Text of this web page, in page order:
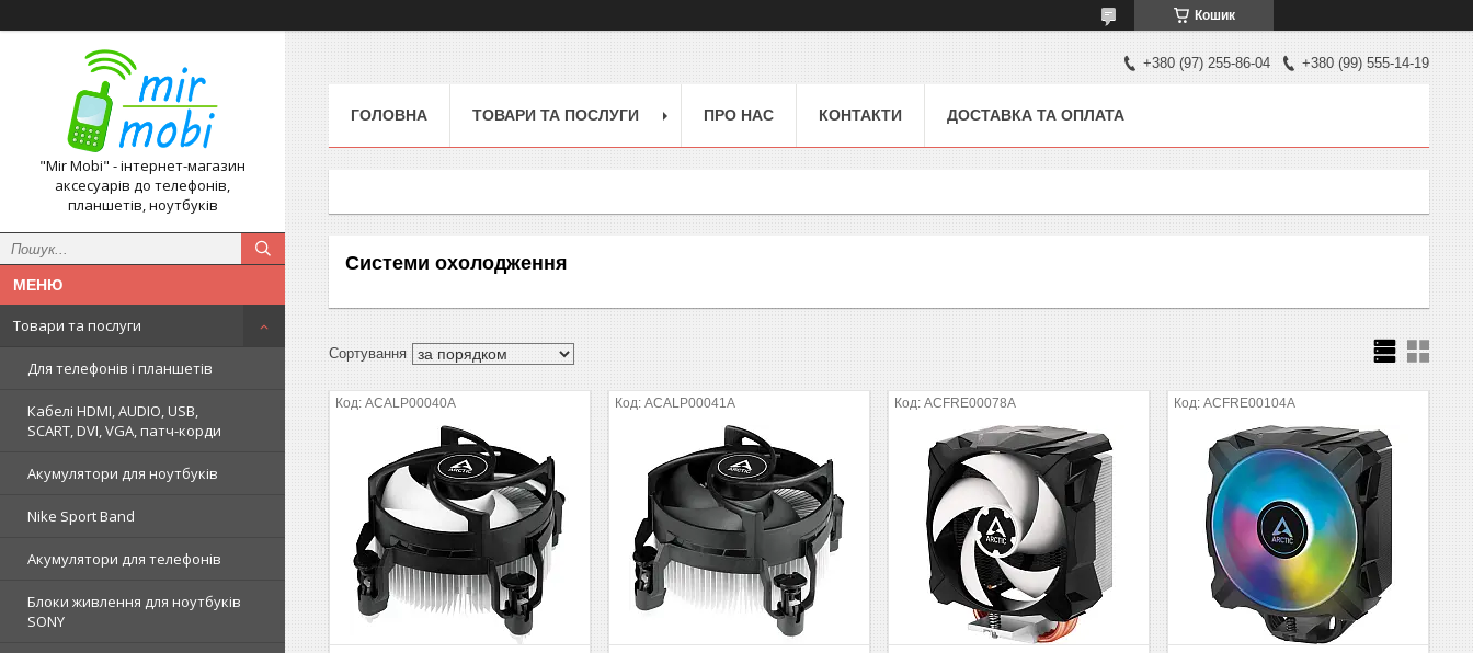
Кошик
"Mir Mobi" - інтернет-магазин
аксесуарів до телефонів,
планшетів, ноутбуків
Товари та послуги
Для телефонів і планшетів
Кабелі HDMI, AUDIO, USB,
SCART, DVI, VGA, патч-корди
Акумулятори для ноутбуків
Nike Sport Band
Акумулятори для телефонів
Блоки живлення для ноутбуків
SONY
+380 (97) 255-86-04 +380 (99) 555-14-19
ГОЛОВНА ТОВАРИ ТА ПОСЛУГИ ПРО НАС КОНТАКТИ ДОСТАВКА ТА ОПЛАТА
Системи охолодження
ACALP00040A ACALP00041A ACFRE00078A ACFRE00104A